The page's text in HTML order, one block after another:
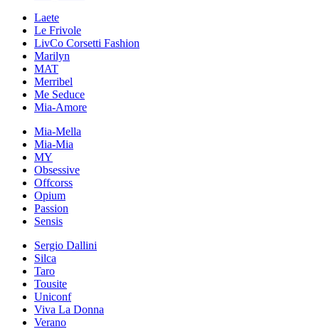
Laete
Le Frivole
LivCo Corsetti Fashion
Marilyn
MAT
Merribel
Me Seduce
Mia-Amore
Mia-Mella
Mia-Mia
MY
Obsessive
Offcorss
Opium
Passion
Sensis
Sergio Dallini
Silca
Taro
Tousite
Uniconf
Viva La Donna
Verano